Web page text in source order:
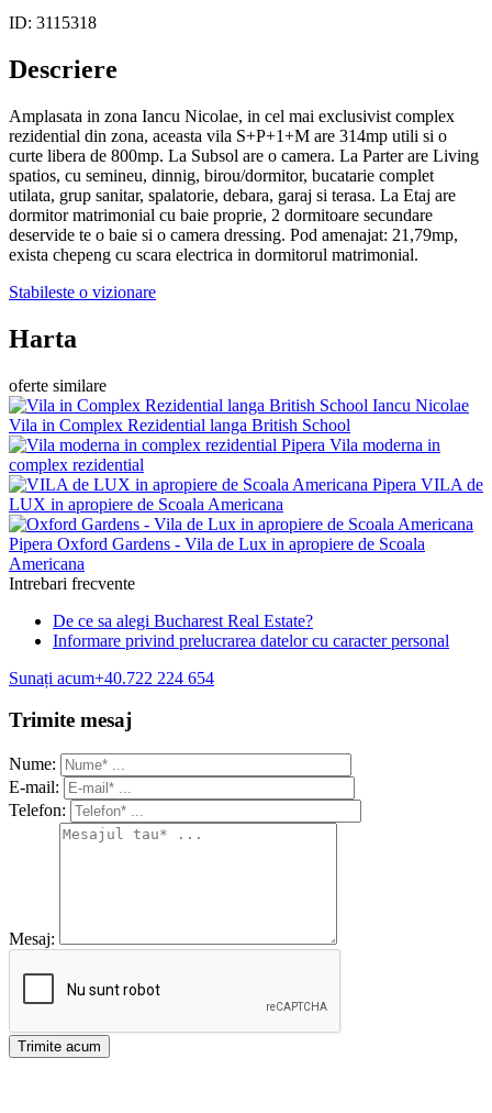
ID: 3115318
Descriere
Amplasata in zona Iancu Nicolae, in cel mai exclusivist complex
rezidential din zona, aceasta vila S+P+1+M are 314mp utili si o
curte libera de 800mp. La Subsol are o camera. La Parter are Living
spatios, cu semineu, dinnig, birou/dormitor, bucatarie complet
utilata, grup sanitar, spalatorie, debara, garaj si terasa. La Etaj are
dormitor matrimonial cu baie proprie, 2 dormitoare secundare
deservide te o baie si o camera dressing. Pod amenajat: 21,79mp,
exista chepeng cu scara electrica in dormitorul matrimonial.
Stabileste o vizionare
Harta
oferte similare
Iancu Nicolae
Vila in Complex Rezidential langa British School
Pipera Vila moderna in
complex rezidential
Pipera VILA de
LUX in apropiere de Scoala Americana
Pipera Oxford Gardens - Vila de Lux in apropiere de Scoala
Americana
Intrebari frecvente
De ce sa alegi Bucharest Real Estate?
Informare privind prelucrarea datelor cu caracter personal
Sunați acum+40.722 224 654
Trimite mesaj
Nume:
E-mail:
Telefon:
Mesaj: